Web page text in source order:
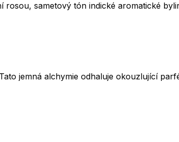
sametový tón indické aromatické
jemná alchymie odhaluje okouzlující